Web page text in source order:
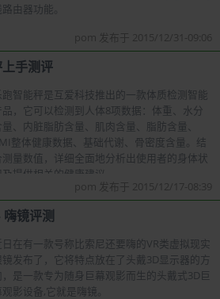
由器功能。
pom 发布于 2015/12/31-09:06
手测评
跑智能秤是互爱科技推出的一款体质检测智能
品，它可以检测到人体8项数据：体重、水分
量、内脏脂肪含量、肌肉含量、脂肪含量、
整体健康数据、基础代谢、骨密度含量。结
测量数值，详细全面地分析出使用者的身体状
及提供相关的健康建议。
pom 发布于 2015/12/17-08:39
镜评测
日在有一款号称比索尼还要嗨的VR类虚拟现实
镜发布了，它将特点放在了头戴3D显示器的方
，是一款专为随身巨幕观影而生的头戴式3D巨
观影设备,它就是嗨镜。